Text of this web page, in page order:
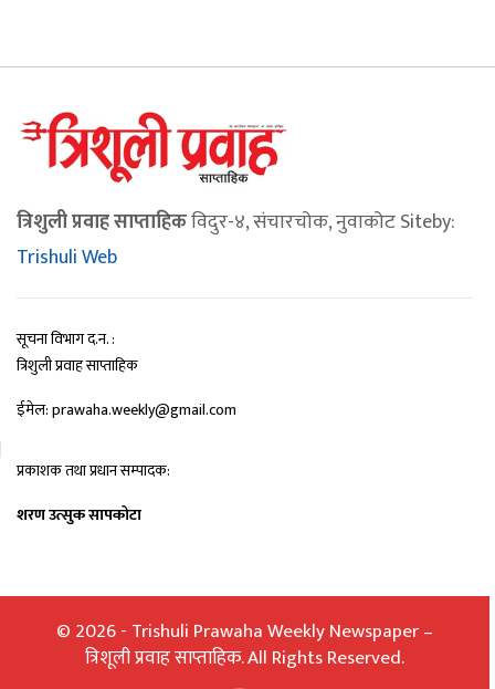
त्रिशुली प्रवाह साप्ताहिकविदुर-४, संचारचोक, नुवाकोट Siteby:
Trishuli Web
सूचना विभाग द.न. :
त्रिशुली प्रवाह साप्ताहिक
ईमेल: prawaha.weekly@gmail.com
प्रकाशक तथा प्रधान सम्पादक:
शरण उत्सुक सापकोटा
© 2026 - Trishuli Prawaha Weekly Newspaper –
त्रिशूली प्रवाह साप्ताहिक. All Rights Reserved.